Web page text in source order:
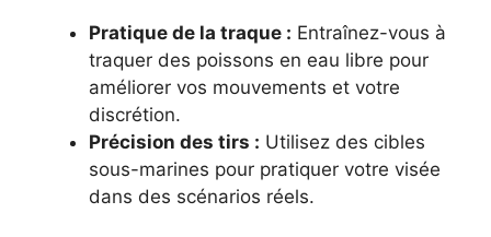
Pratique de la traque : Entraînez-vous à
traquer des poissons en eau libre pour
améliorer vos mouvements et votre
discrétion.
Précision des tirs : Utilisez des cibles
sous-marines pour pratiquer votre visée
dans des scénarios réels.